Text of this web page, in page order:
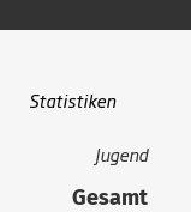
Statistiken
Jugend
Gesamt